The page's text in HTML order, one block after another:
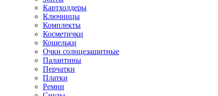
Картхолдеры
Ключницы
Комплекты
Косметички
Кошельки
Очки солнцезащитные
Палантины
Перчатки
Платки
Ремни